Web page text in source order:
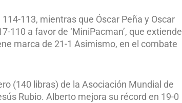
113, mientras que Óscar Peña y Oscar
110 a favor de ‘MiniPacman’, que extiende
marca de 21-1 Asimismo, en el combate
(140 libras) de la Asociación Mundial de
Rubio. Alberto mejora su récord en 19-0